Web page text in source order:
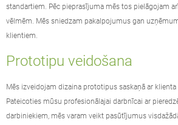
standartiem. Pēc pieprasījuma mēs tos pielāgojam
vēlmēm. Mēs sniedzam pakalpojumus gan
klientiem.
Prototipu veidošana
Mēs izveidojam dizaina prototipus saskaņā ar
Pateicoties mūsu profesionālajai darbnīcai ar
darbiniekiem, mēs varam veikt pasūtījumus